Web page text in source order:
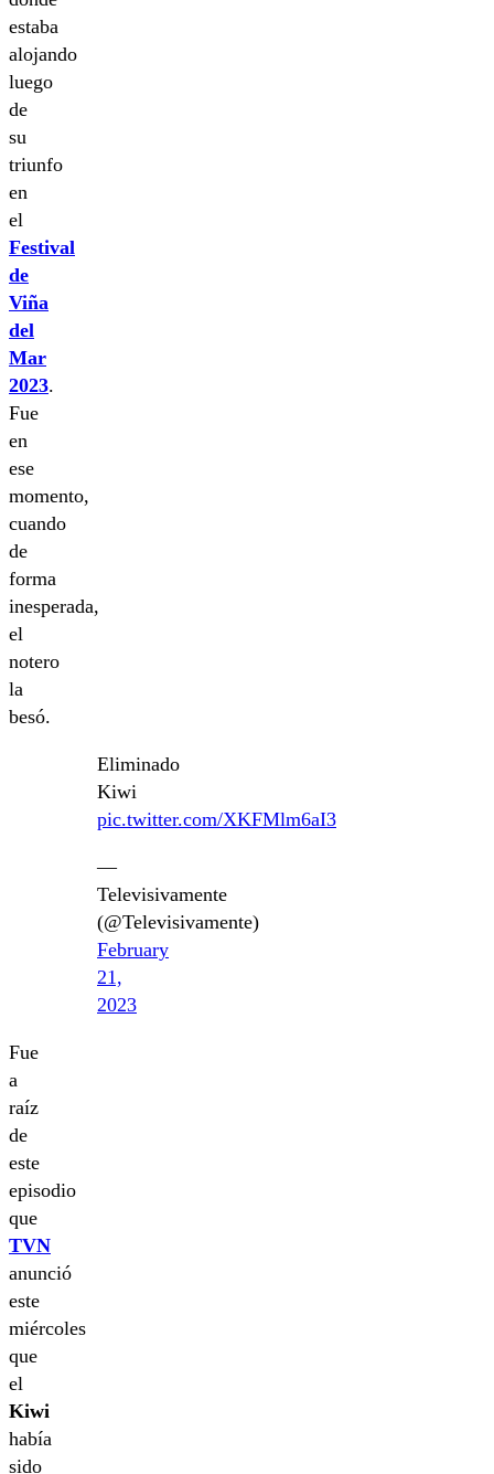
estaba
alojando
luego
de
su
triunfo
en
el
Festival
de
Viña
del
Mar
2023.
Fue
en
ese
momento,
cuando
de
forma
inesperada,
el
notero
la
besó.
Eliminado
Kiwi
pic.twitter.com/XKFMlm6aI3
—
Televisivamente
(@Televisivamente)
February
21,
2023
Fue
a
raíz
de
este
episodio
que
TVN
anunció
este
miércoles
que
el
Kiwi
había
sido